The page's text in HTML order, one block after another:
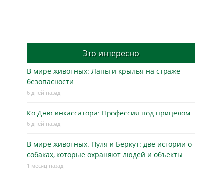
Это интересно
В мире животных: Лапы и крылья на страже
безопасности
6 дней назад
Ко Дню инкассатора: Профессия под прицелом
6 дней назад
В мире животных. Пуля и Беркут: две истории о
собаках, которые охраняют людей и объекты
1 месяц назад